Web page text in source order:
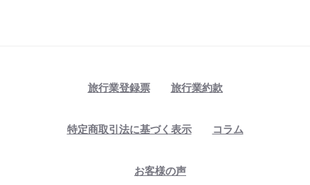
旅行業登録票 旅行業約款
特定商取引法に基づく表示 コラム
お客様の声